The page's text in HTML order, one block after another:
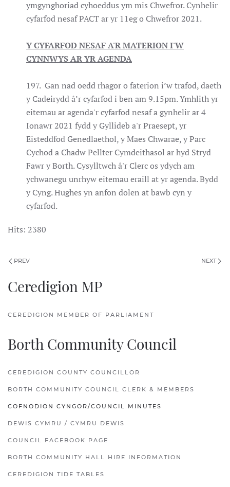
ymgynghoriad cyhoeddus ym mis Chwefror. Cynhelir
cyfarfod nesaf PACT ar yr 11eg o Chwefror 2021.
Y CYFARFOD NESAF A'R MATERION I'W
CYNNWYS AR YR AGENDA
197. Gan nad oedd rhagor o faterion i’w trafod, daeth
y Cadeirydd â’r cyfarfod i ben am 9.15pm. Ymhlith yr
eitemau ar agenda'r cyfarfod nesaf a gynhelir ar 4
Ionawr 2021 fydd y Gyllideb a'r Praesept, yr
Eisteddfod Genedlaethol, y Maes Chwarae, y Parc
Cychod a Chadw Pellter Cymdeithasol ar hyd Stryd
Fawr y Borth. Cysylltwch â'r Clerc os ydych am
ychwanegu unrhyw eitemau eraill at yr agenda. Bydd
y Cyng. Hughes yn anfon dolen at bawb cyn y
cyfarfod.
Hits: 2380
PREV NEXT
Ceredigion MP
CEREDIGION MEMBER OF PARLIAMENT
Borth Community Council
CEREDIGION COUNTY COUNCILLOR
BORTH COMMUNITY COUNCIL CLERK & MEMBERS
COFNODION CYNGOR/COUNCIL MINUTES
DEWIS CYMRU / CYMRU DEWIS
COUNCIL FACEBOOK PAGE
BORTH COMMUNITY HALL HIRE INFORMATION
CEREDIGION TIDE TABLES